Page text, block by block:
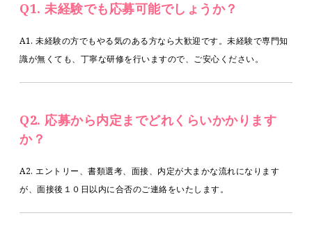
Q1. 未経験でも応募可能でしょうか？
A1. 未経験の方でもやる気のある方なら大歓迎です。未経験で専門知
識が無くても、丁寧な研修を行いますので、ご安心ください。
Q2. 応募から内定までどれくらいかかります
か？
A2. エントリー、書類選考、面接、内定が大まかな流れになります
が、面接後１０日以内に合否のご連絡をいたします。